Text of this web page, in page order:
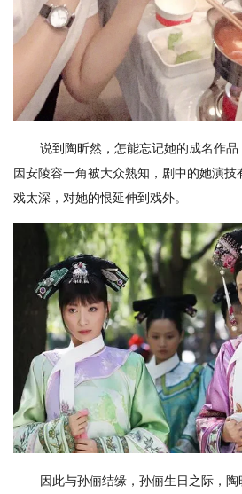
说到陶昕然，怎能忘记她的成名作
因安陵容一角被大众熟知，剧中的她演技
戏太深，对她的恨延伸到戏外。
因此与孙俪结缘，孙俪生日之际，